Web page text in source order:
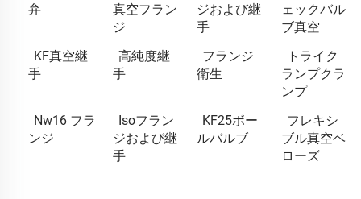
弁
真空フラン
ジ
ジおよび継
手
ェックバル
ブ真空
KF真空継
手
高純度継
手
フランジ
衛生
トライク
ランプクラ
ンプ
Nw16 フラ
ンジ
Isoフラン
ジおよび継
手
KF25ボー
ルバルブ
フレキシ
ブル真空ベ
ローズ